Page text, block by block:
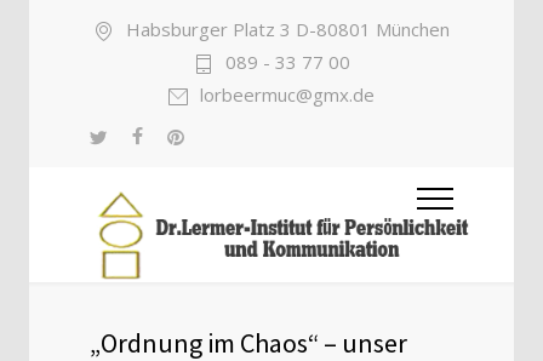
Habsburger Platz 3 D-80801 München
089 - 33 77 00
lorbeermuc@gmx.de
„Ordnung im Chaos“ – unser